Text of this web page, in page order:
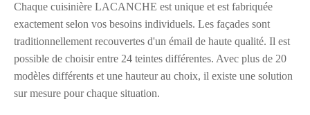
Chaque cuisinière LACANCHE est unique et est fabriquée
exactement selon vos besoins individuels. Les façades sont
traditionnellement recouvertes d'un émail de haute qualité. Il est
possible de choisir entre 24 teintes différentes. Avec plus de 20
modèles différents et une hauteur au choix, il existe une solution
sur mesure pour chaque situation.